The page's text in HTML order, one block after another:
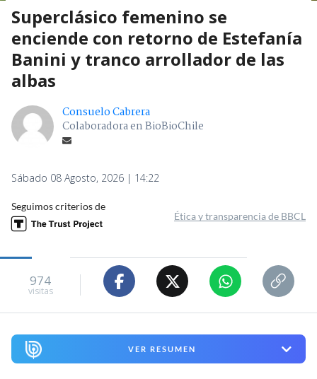
Superclásico femenino se
enciende con retorno de Estefanía
Banini y tranco arrollador de las
albas
Consuelo Cabrera
Colaboradora en BioBioChile
Sábado 08 Agosto, 2026 | 14:22
Seguimos criterios de
Ética y transparencia de BBCL
974
visitas
VER RESUMEN